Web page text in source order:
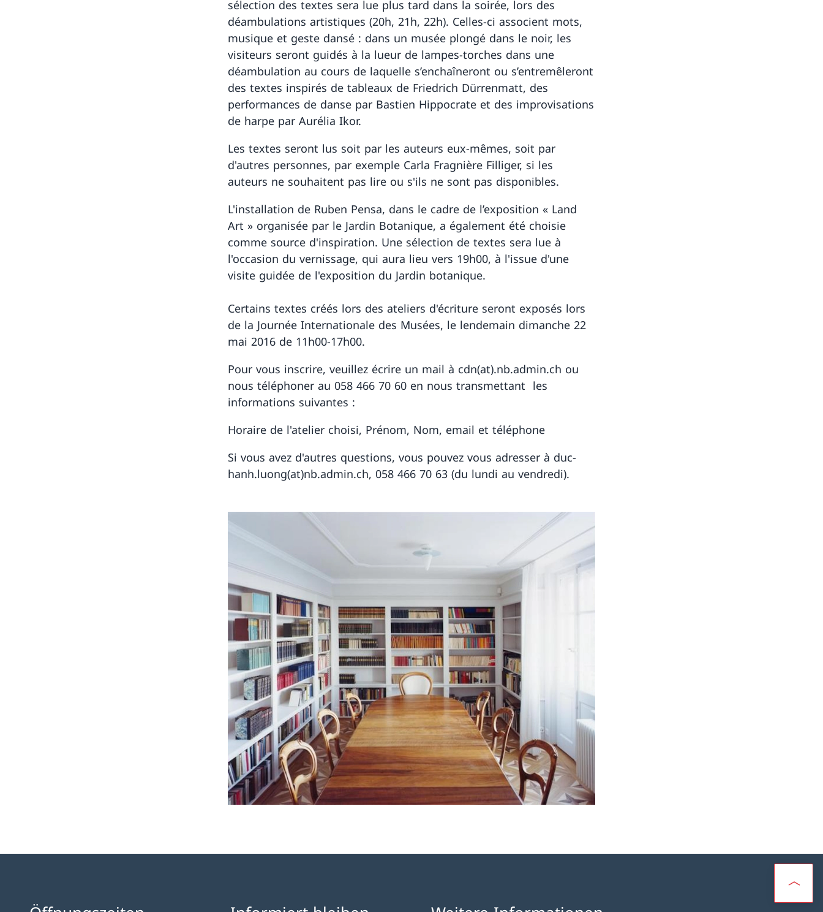
sélection des textes sera lue plus tard dans la soirée, lors des
déambulations artistiques (20h, 21h, 22h). Celles-ci associent mots,
musique et geste dansé : dans un musée plongé dans le noir, les
visiteurs seront guidés à la lueur de lampes-torches dans une
déambulation au cours de laquelle s’enchaîneront ou s’entremêleront
des textes inspirés de tableaux de Friedrich Dürrenmatt, des
performances de danse par Bastien Hippocrate et des improvisations
de harpe par Aurélia Ikor.
Les textes seront lus soit par les auteurs eux-mêmes, soit par
d'autres personnes, par exemple Carla Fragnière Filliger, si les
auteurs ne souhaitent pas lire ou s'ils ne sont pas disponibles.
L'installation de Ruben Pensa, dans le cadre de l’exposition « Land
Art » organisée par le Jardin Botanique, a également été choisie
comme source d'inspiration. Une sélection de textes sera lue à
l'occasion du vernissage, qui aura lieu vers 19h00, à l'issue d'une
visite guidée de l'exposition du Jardin botanique.
Certains textes créés lors des ateliers d'écriture seront exposés lors
de la Journée Internationale des Musées, le lendemain dimanche 22
mai 2016 de 11h00-17h00.
Pour vous inscrire, veuillez écrire un mail à cdn(at).nb.admin.ch ou
nous téléphoner au 058 466 70 60 en nous transmettant les
informations suivantes :
Horaire de l'atelier choisi, Prénom, Nom, email et téléphone
Si vous avez d'autres questions, vous pouvez vous adresser à duc-
hanh.luong(at)nb.admin.ch, 058 466 70 63 (du lundi au vendredi).